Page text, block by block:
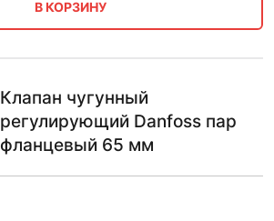
В КОРЗИНУ
Клапан чугунный
регулирующий Danfoss пар
фланцевый 65 мм